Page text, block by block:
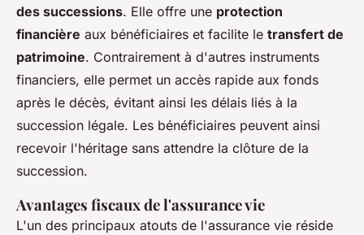
des successions. Elle offre une protection
financière aux bénéficiaires et facilite le transfert de
patrimoine. Contrairement à d'autres instruments
financiers, elle permet un accès rapide aux fonds
après le décès, évitant ainsi les délais liés à la
succession légale. Les bénéficiaires peuvent ainsi
recevoir l'héritage sans attendre la clôture de la
succession.
Avantages fiscaux de l'assurance vie
L'un des principaux atouts de l'assurance vie réside